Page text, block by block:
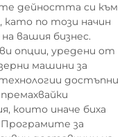
дейността си към
като по този начин
вашия бизнес.
опции, уредени от
машини за
достъпни
които иначе биха
за